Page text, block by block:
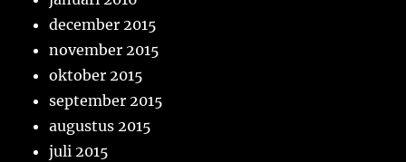
december 2015
november 2015
oktober 2015
september 2015
augustus 2015
juli 2015